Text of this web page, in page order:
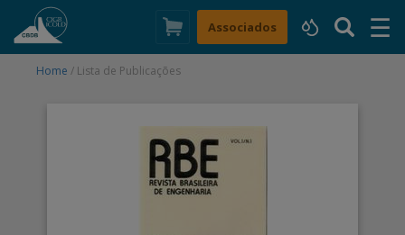
Associados ☰
×
Home / Lista de Publicações